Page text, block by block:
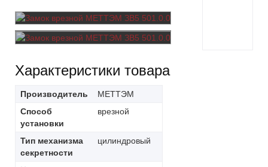
Характеристики товара
Производитель
МЕТТЭМ
Способ
установки
врезной
Тип механизма
секретности
цилиндровый